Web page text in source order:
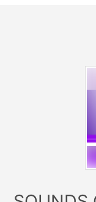
Die Liegen
desinfiziert.